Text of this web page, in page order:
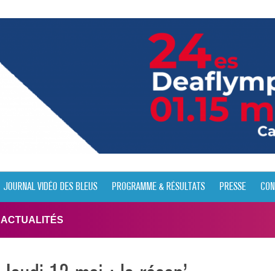
JOURNAL VIDÉO DES BLEUS PROGRAMME & RÉSULTATS PRESSE
ACTUALITÉS